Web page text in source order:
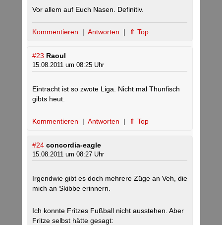
Vor allem auf Euch Nasen. Definitiv.
Kommentieren | Antworten | ⇑ Top
#23 Raoul
15.08.2011 um 08:25 Uhr
Eintracht ist so zwote Liga. Nicht mal Thunfisch
gibts heut.
Kommentieren | Antworten | ⇑ Top
#24 concordia-eagle
15.08.2011 um 08:27 Uhr
Irgendwie gibt es doch mehrere Züge an Veh, die
mich an Skibbe erinnern.
Ich konnte Fritzes Fußball nicht ausstehen. Aber
Fritze selbst hätte gesagt: